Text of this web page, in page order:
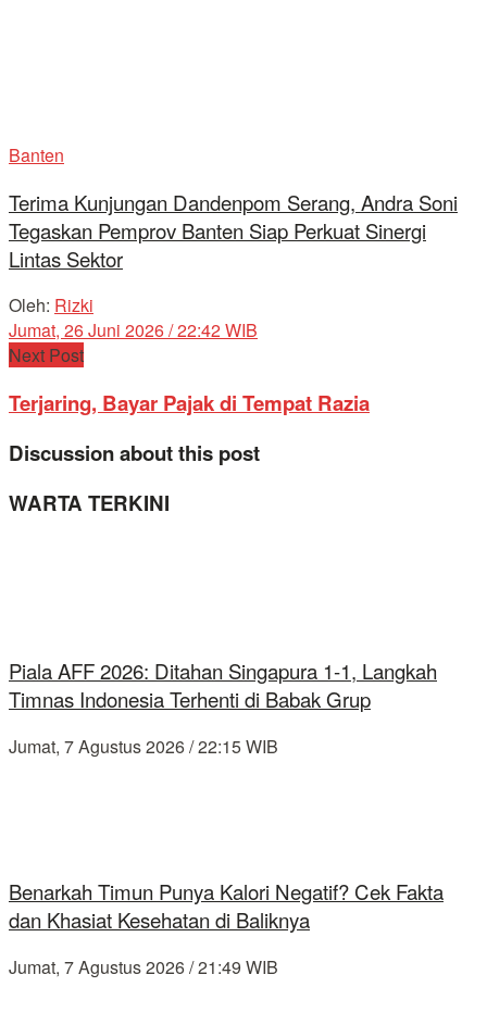
Banten
Terima Kunjungan Dandenpom Serang, Andra Soni
Tegaskan Pemprov Banten Siap Perkuat Sinergi
Lintas Sektor
Oleh: Rizki
Jumat, 26 Juni 2026 / 22:42 WIB
Next Post
Terjaring, Bayar Pajak di Tempat Razia
Discussion about this post
WARTA TERKINI
Piala AFF 2026: Ditahan Singapura 1-1, Langkah
Timnas Indonesia Terhenti di Babak Grup
Jumat, 7 Agustus 2026 / 22:15 WIB
Benarkah Timun Punya Kalori Negatif? Cek Fakta
dan Khasiat Kesehatan di Baliknya
Jumat, 7 Agustus 2026 / 21:49 WIB